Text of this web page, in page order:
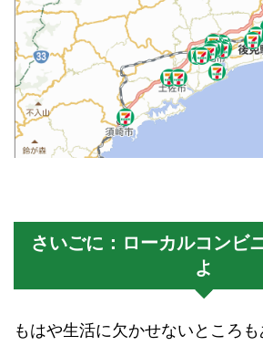
さいごに：ローカルコンビ
よ
もはや生活に欠かせないところも